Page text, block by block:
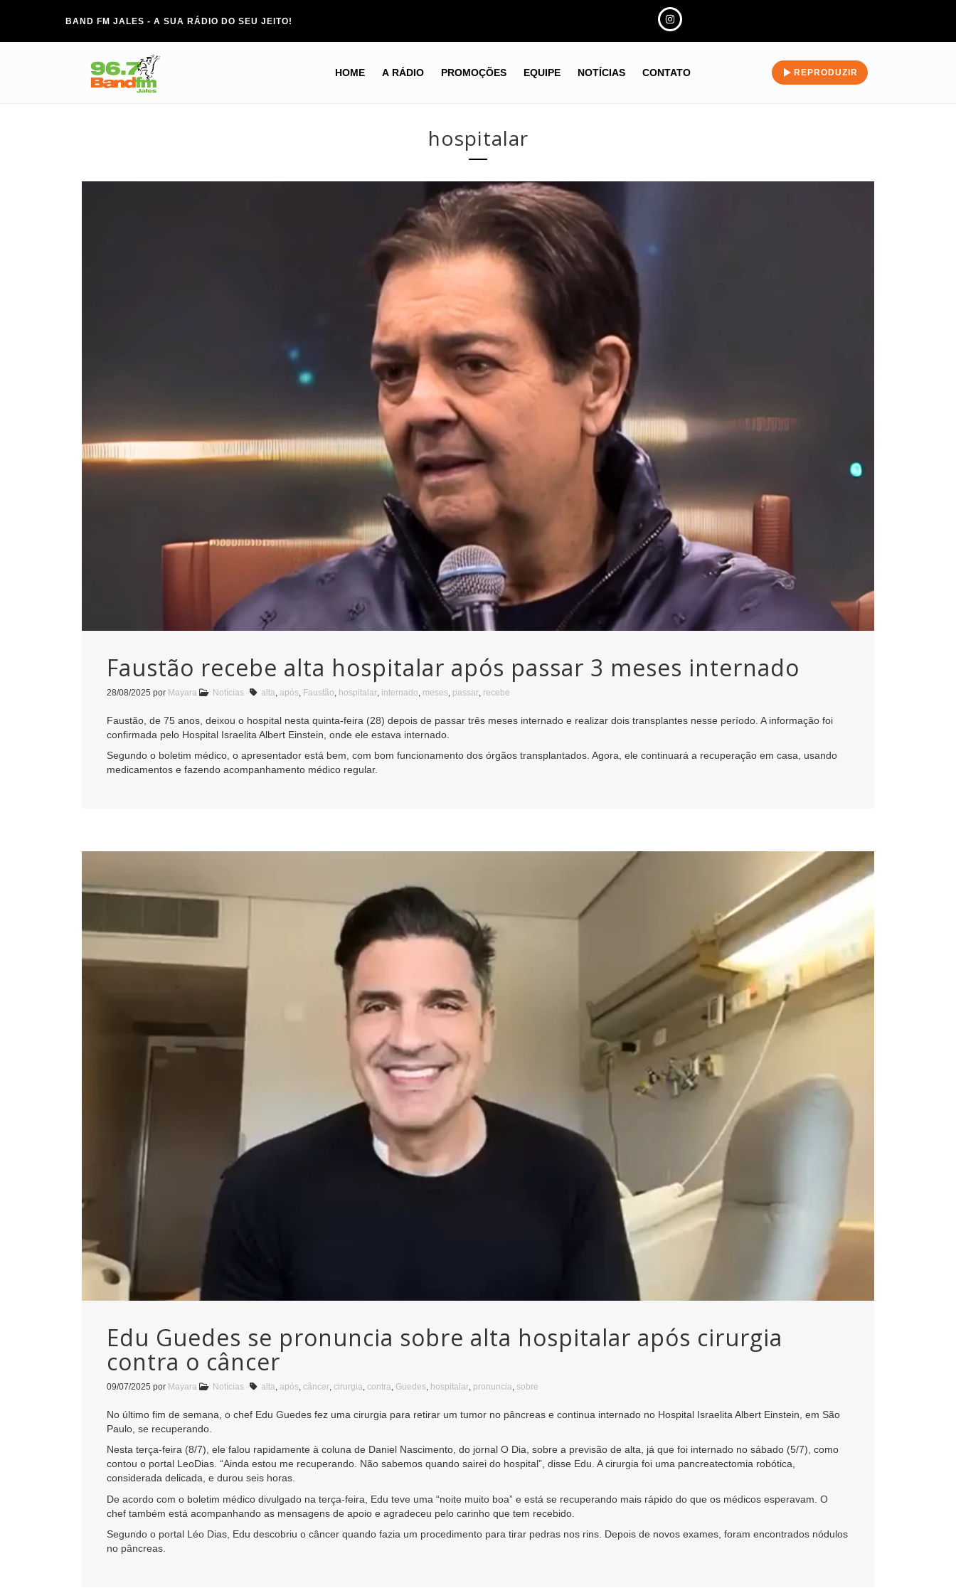
BAND FM JALES - A SUA RÁDIO DO SEU JEITO!
HOME A RÁDIO PROMOÇÕES EQUIPE NOTÍCIAS CONTATO REPRODUZIR
hospitalar
Faustão recebe alta hospitalar após passar 3 meses internado
28/08/2025 por Mayara Notícias alta, após, Faustão, hospitalar, internado, meses, passar, recebe
Faustão, de 75 anos, deixou o hospital nesta quinta-feira (28) depois de passar três meses internado e realizar dois transplantes nesse período. A informação foi
confirmada pelo Hospital Israelita Albert Einstein, onde ele estava internado.
Segundo o boletim médico, o apresentador está bem, com bom funcionamento dos órgãos transplantados. Agora, ele continuará a recuperação em casa, usando
medicamentos e fazendo acompanhamento médico regular.
Edu Guedes se pronuncia sobre alta hospitalar após cirurgia
contra o câncer
09/07/2025 por Mayara Notícias alta, após, câncer, cirurgia, contra, Guedes, hospitalar, pronuncia, sobre
No último fim de semana, o chef Edu Guedes fez uma cirurgia para retirar um tumor no pâncreas e continua internado no Hospital Israelita Albert Einstein, em São
Paulo, se recuperando.
Nesta terça-feira (8/7), ele falou rapidamente à coluna de Daniel Nascimento, do jornal O Dia, sobre a previsão de alta, já que foi internado no sábado (5/7), como
contou o portal LeoDias. “Ainda estou me recuperando. Não sabemos quando sairei do hospital”, disse Edu. A cirurgia foi uma pancreatectomia robótica,
considerada delicada, e durou seis horas.
De acordo com o boletim médico divulgado na terça-feira, Edu teve uma “noite muito boa” e está se recuperando mais rápido do que os médicos esperavam. O
chef também está acompanhando as mensagens de apoio e agradeceu pelo carinho que tem recebido.
Segundo o portal Léo Dias, Edu descobriu o câncer quando fazia um procedimento para tirar pedras nos rins. Depois de novos exames, foram encontrados nódulos
no pâncreas.